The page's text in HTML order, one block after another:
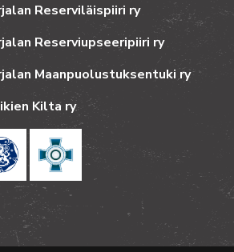
Reserviläispiiri ry
Reserviupseeripiiri ry
Maanpuolustuksentuki ry
Kilta ry